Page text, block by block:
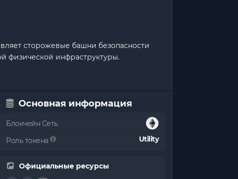
сторожевые башни безопасности
физической инфраструктуры.
Основная информация
Блокчейн Сеть
Роль токена
Utility
Официальные ресурсы